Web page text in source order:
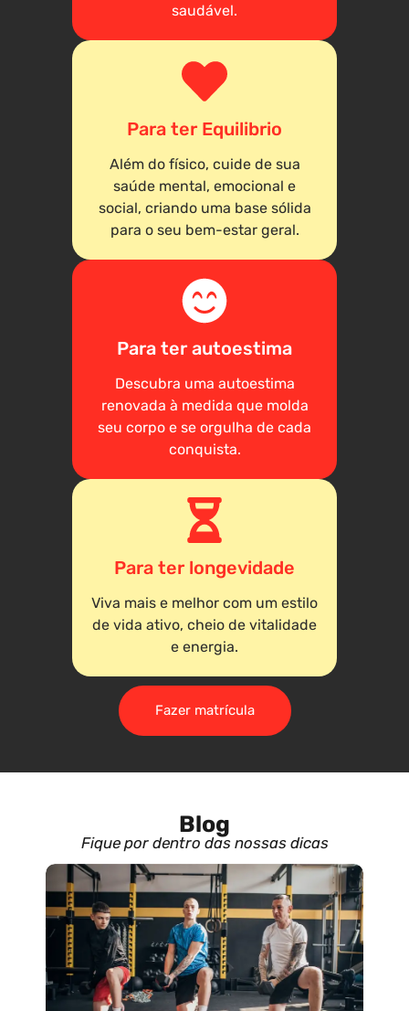
saudável.
Para ter Equilibrio
Além do físico, cuide de sua
saúde mental, emocional e
social, criando uma base sólida
para o seu bem-estar geral.
Para ter autoestima
Descubra uma autoestima
renovada à medida que molda
seu corpo e se orgulha de cada
conquista.
Para ter longevidade
Viva mais e melhor com um estilo
de vida ativo, cheio de vitalidade
e energia.
Fazer matrícula
Blog
Fique por dentro das nossas dicas